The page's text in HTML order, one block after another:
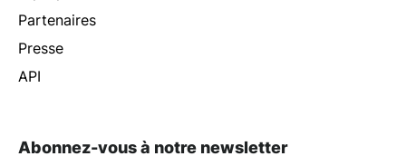
Partenaires
Presse
API
Abonnez-vous à notre newsletter